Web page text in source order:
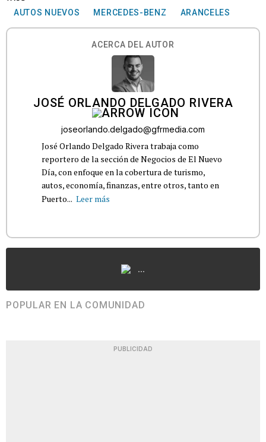
AUTOS NUEVOS MERCEDES-BENZ ARANCELES
ACERCA DEL AUTOR
JOSÉ ORLANDO DELGADO RIVERA
joseorlando.delgado@gfrmedia.com
José Orlando Delgado Rivera trabaja como
reportero de la sección de Negocios de El Nuevo
Día, con enfoque en la cobertura de turismo,
autos, economía, finanzas, entre otros, tanto en
Puerto... Leer más
...
POPULAR EN LA COMUNIDAD
PUBLICIDAD